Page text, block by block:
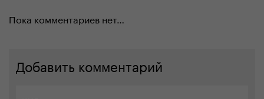
Пока комментариев нет…
Добавить комментарий